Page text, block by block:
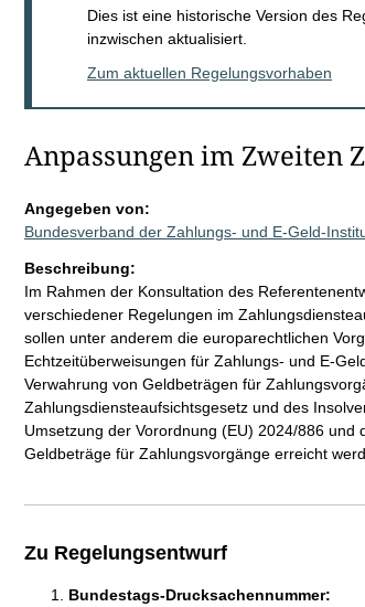
Dies ist eine historische Version des
inzwischen aktualisiert.
Zum aktuellen Regelungsvorhaben
Anpassungen im Zweiten
Angegeben von:
Bundesverband der Zahlungs- und E-Geld-
Beschreibung:
Im Rahmen der Konsultation des
verschiedener Regelungen im
sollen unter anderem die europarechtlichen
Echtzeitüberweisungen für Zahlungs- und E-
Verwahrung von Geldbeträgen für
Zahlungsdiensteaufsichtsgesetz und des
Umsetzung der Vorordnung (EU) 2024/886
Geldbeträge für Zahlungsvorgänge erreicht
Zu Regelungsentwurf
Bundestags-Drucksachennummer: